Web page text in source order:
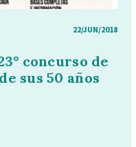
22/JUN/2018
concurso de
sus 50 años